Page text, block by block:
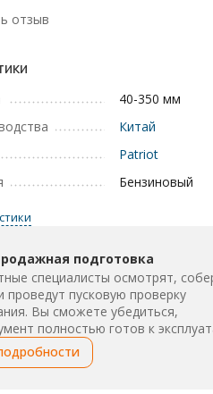
отзыв
40-350 мм
Китай
Patriot
Бензиновый
подготовка
специалисты осмотрят,
проведут пусковую проверку
Вы сможете убедиться,
полностью готов к